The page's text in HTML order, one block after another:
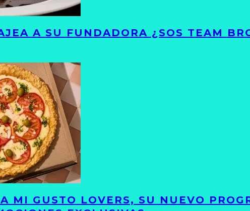
A SU FUNDADORA ¿SOS TEAM
MI GUSTO LOVERS, SU NUEVO